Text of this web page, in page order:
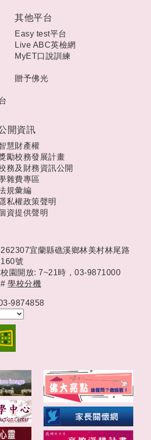
開資訊
慧財產權
勵校務發展計畫
務及財務資訊公開
雜費專區
規彙編
私權政策聲明
資提供聲明
其他平台
Easy test平台
Live ABC英檢網
MyET口說訓練
贈予佛光
262307宜蘭縣礁溪鄉林美村林尾路
160號
校園開放: 7~21時， 03-9871000
# 學校分機
9874858